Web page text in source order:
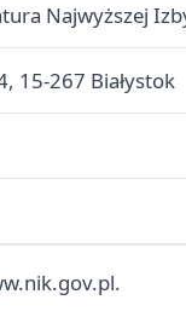
Najwyższej
15-267 Białystok